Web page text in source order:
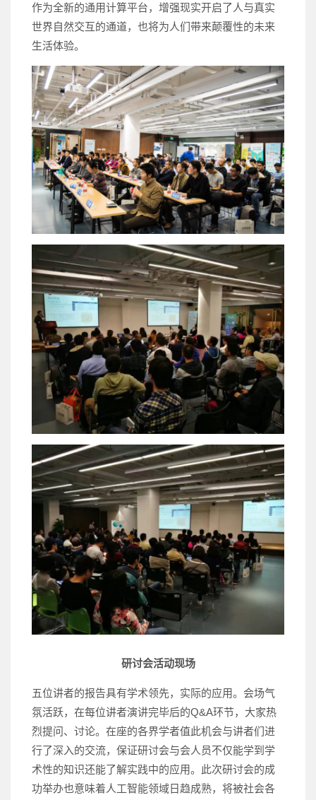
作为全新的通用计算平台，增强现实开启了人与真实
世界自然交互的通道，也将为人们带来颠覆性的未来
生活体验。
研讨会活动现场
五位讲者的报告具有学术领先，实际的应用。会场气
氛活跃，在每位讲者演讲完毕后的Q&A环节，大家热
烈提问、讨论。在座的各界学者值此机会与讲者们进
行了深入的交流，保证研讨会与会人员不仅能学到学
术性的知识还能了解实践中的应用。此次研讨会的成
功举办也意味着人工智能领域日趋成熟，将被社会各